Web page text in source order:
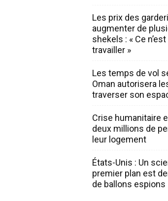
Les prix des
augmenter de
shekels : « Ce
travailler »
Les temps de vol
Oman autorisera
traverser son
Crise humanitaire
deux millions de
leur logement
États-Unis : Un
premier plan est
de ballons espions